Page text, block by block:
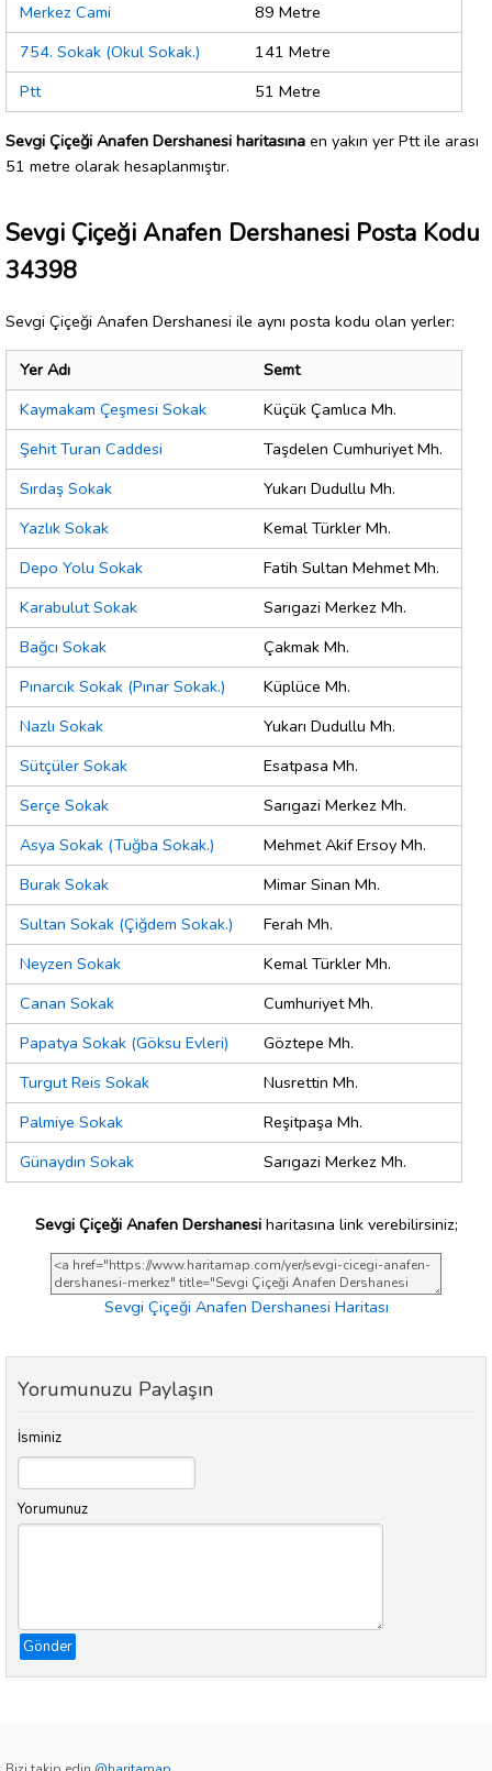
Merkez Cami
89 Metre
754. Sokak (Okul Sokak.)
141 Metre
Ptt
51 Metre
Sevgi Çiçeği Anafen Dershanesi haritasına en yakın yer Ptt ile arası
51 metre olarak hesaplanmıştır.
Sevgi Çiçeği Anafen Dershanesi Posta Kodu
34398
Sevgi Çiçeği Anafen Dershanesi ile aynı posta kodu olan yerler:
Yer Adı
Semt
Kaymakam Çeşmesi Sokak
Küçük Çamlıca Mh.
Şehit Turan Caddesi
Taşdelen Cumhuriyet Mh.
Sırdaş Sokak
Yukarı Dudullu Mh.
Yazlık Sokak
Kemal Türkler Mh.
Depo Yolu Sokak
Fatih Sultan Mehmet Mh.
Karabulut Sokak
Sarıgazi Merkez Mh.
Bağcı Sokak
Çakmak Mh.
Pınarcık Sokak (Pınar Sokak.)
Küplüce Mh.
Nazlı Sokak
Yukarı Dudullu Mh.
Sütçüler Sokak
Esatpasa Mh.
Serçe Sokak
Sarıgazi Merkez Mh.
Asya Sokak (Tuğba Sokak.)
Mehmet Akif Ersoy Mh.
Burak Sokak
Mimar Sinan Mh.
Sultan Sokak (Çiğdem Sokak.)
Ferah Mh.
Neyzen Sokak
Kemal Türkler Mh.
Canan Sokak
Cumhuriyet Mh.
Papatya Sokak (Göksu Evleri)
Göztepe Mh.
Turgut Reis Sokak
Nusrettin Mh.
Palmiye Sokak
Reşitpaşa Mh.
Günaydın Sokak
Sarıgazi Merkez Mh.
Sevgi Çiçeği Anafen Dershanesiharitasına link verebilirsiniz;
Sevgi Çiçeği Anafen Dershanesi Haritası
Yorumunuzu Paylaşın
İsminiz
Yorumunuz
Gönder